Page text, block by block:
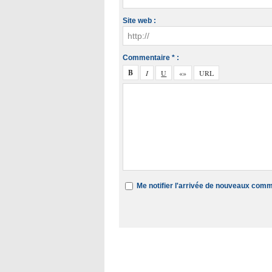
Site web :
Commentaire * :
Me notifier l'arrivée de nouveaux